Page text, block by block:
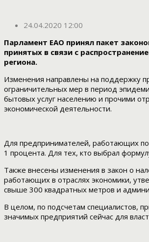
24.04.2020 12:00
Парламент ЕАО принял пакет
принятых в связи с
региона.
Изменения направлены на поддержку
ограничительных мер в период
бытовых услуг населению и прочими
экономической деятельности.
Для предпринимателей, работающих
1 процента. Для тех, кто выбрал
Также внесены изменения в закон о
работающих в отраслях экономики,
свыше 300 квадратных метров и
В целом, по подсчетам специалистов,
значимых предприятий сейчас для